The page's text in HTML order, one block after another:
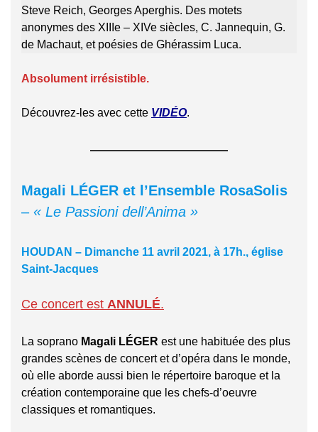
Steve Reich, Georges Aperghis. Des motets
anonymes des XIIIe – XIVe siècles, C. Jannequin, G.
de Machaut, et poésies de Ghérassim Luca.
Absolument irrésistible.
Découvrez-les avec cette VIDÉO.
Magali LÉGER et l’Ensemble RosaSolis
– « Le Passioni dell’Anima »
HOUDAN – Dimanche 11 avril 2021, à 17h., église
Saint-Jacques
Ce concert est ANNULÉ.
La soprano Magali LÉGER est une habituée des plus
grandes scènes de concert et d’opéra dans le monde,
où elle aborde aussi bien le répertoire baroque et la
création contemporaine que les chefs-d’oeuvre
classiques et romantiques.